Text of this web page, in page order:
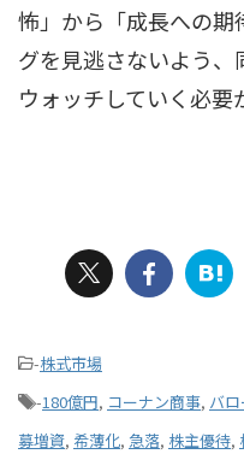
怖」から「成長への期
グを見逃さないよう、
ウォッチしていく必要
-株式市場
-180億円, コーナン商事, バ
募増資, 希薄化, 急落, 株主優待,